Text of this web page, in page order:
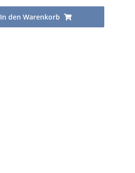
In den Warenkorb